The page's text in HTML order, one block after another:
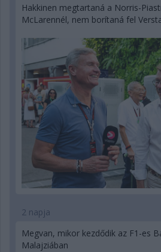
Hakkinen megtartaná a Norris-
McLarennél, nem borítaná fel
2 napja
Megvan, mikor kezdődik az F1-es
Malajziában